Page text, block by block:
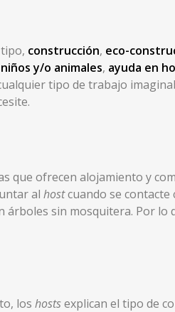
construcción, eco-
y/o animales, ayuda en
tipo de trabajo
que ofrecen alojamiento y
al hostcuando se contacte
árboles sin mosquitera. Por
los hostsexplican el tipo de